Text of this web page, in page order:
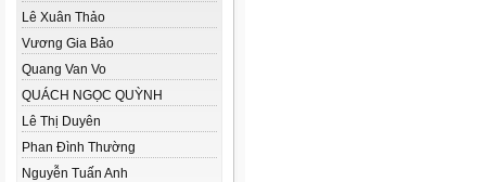
Lê Xuân Thảo
Vương Gia Bảo
Quang Van Vo
QUÁCH NGỌC QUỲNH
Lê Thị Duyên
Phan Đình Thường
Nguyễn Tuấn Anh